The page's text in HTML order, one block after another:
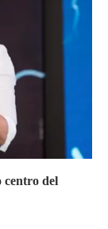
centro del